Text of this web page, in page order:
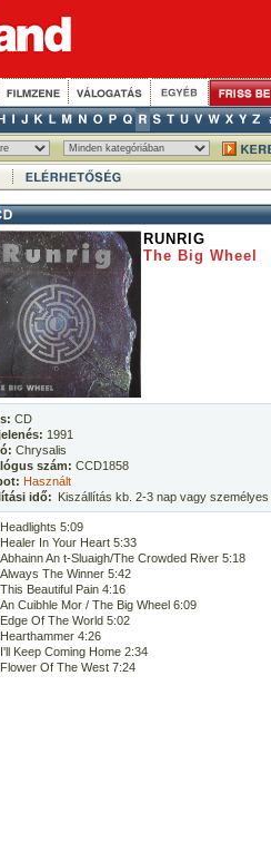
RUNRIG
The Big Wheel
CD
1991
Chrysalis
szám: CCD1858
Használt
idő: Kiszállítás kb. 2-3 nap vagy
Headlights 5:09
Healer In Your Heart 5:33
Abhainn An t-Sluaigh/The Crowded River 5:18
Always The Winner 5:42
This Beautiful Pain 4:16
An Cuibhle Mor / The Big Wheel 6:09
Edge Of The World 5:02
Hearthammer 4:26
I'll Keep Coming Home 2:34
Flower Of The West 7:24